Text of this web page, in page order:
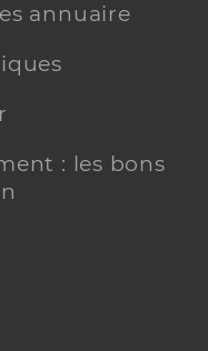
annuaire
: les bons